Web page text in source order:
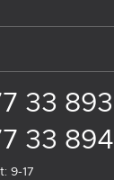
33 893
33 894
9-17